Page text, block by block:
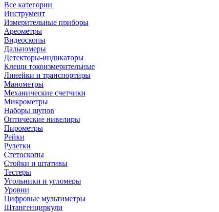
Все категории
Инструмент
Измерительные приборы
Ареометры
Видеоскопы
Дальномеры
Детекторы-индикаторы
Клещи токоизмерительные
Линейки и транспортиры
Манометры
Механические счетчики
Микрометры
Наборы щупов
Оптические нивелиры
Пирометры
Рейки
Рулетки
Стетоскопы
Стойки и штативы
Тестеры
Угольники и угломеры
Уровни
Цифровые мультиметры
Штангенциркули